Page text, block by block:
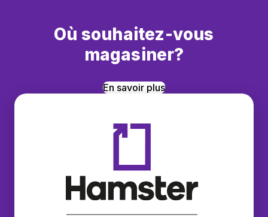
Où souhaitez-vous
magasiner?
En savoir plus